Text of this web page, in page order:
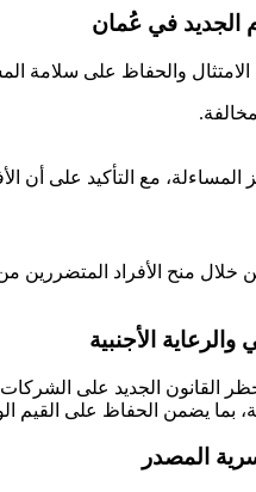
والحفاظ على سلامة
المساءلة، مع التأكيد على أن
خلال منح الأفراد المتضررين
القانون الجديد على
بما يضمن الحفاظ على القيم